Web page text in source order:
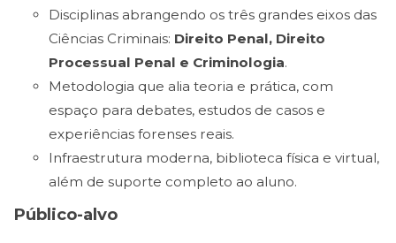
Disciplinas abrangendo os três grandes eixos das
Ciências Criminais: Direito Penal, Direito
Processual Penal e Criminologia.
Metodologia que alia teoria e prática, com
espaço para debates, estudos de casos e
experiências forenses reais.
Infraestrutura moderna, biblioteca física e virtual,
além de suporte completo ao aluno.
Público-alvo